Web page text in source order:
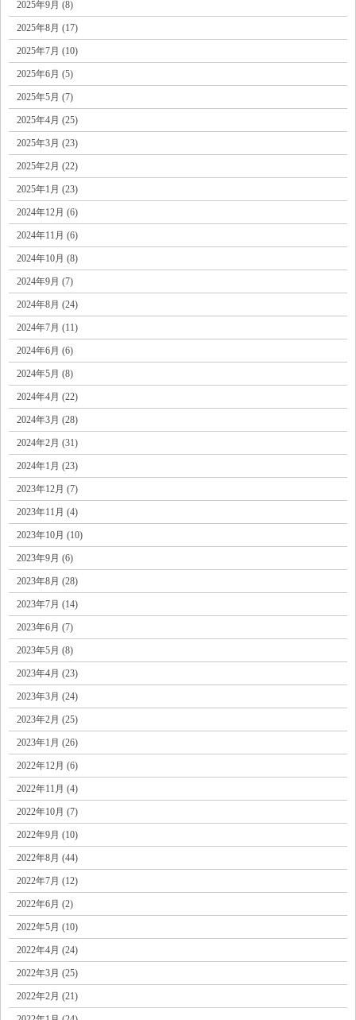
2025年9月 (8)
2025年8月 (17)
2025年7月 (10)
2025年6月 (5)
2025年5月 (7)
2025年4月 (25)
2025年3月 (23)
2025年2月 (22)
2025年1月 (23)
2024年12月 (6)
2024年11月 (6)
2024年10月 (8)
2024年9月 (7)
2024年8月 (24)
2024年7月 (11)
2024年6月 (6)
2024年5月 (8)
2024年4月 (22)
2024年3月 (28)
2024年2月 (31)
2024年1月 (23)
2023年12月 (7)
2023年11月 (4)
2023年10月 (10)
2023年9月 (6)
2023年8月 (28)
2023年7月 (14)
2023年6月 (7)
2023年5月 (8)
2023年4月 (23)
2023年3月 (24)
2023年2月 (25)
2023年1月 (26)
2022年12月 (6)
2022年11月 (4)
2022年10月 (7)
2022年9月 (10)
2022年8月 (44)
2022年7月 (12)
2022年6月 (2)
2022年5月 (10)
2022年4月 (24)
2022年3月 (25)
2022年2月 (21)